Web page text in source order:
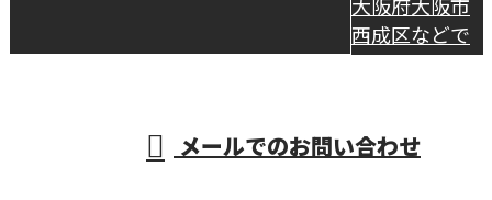
メールでのお問い合わせ
西成区などで